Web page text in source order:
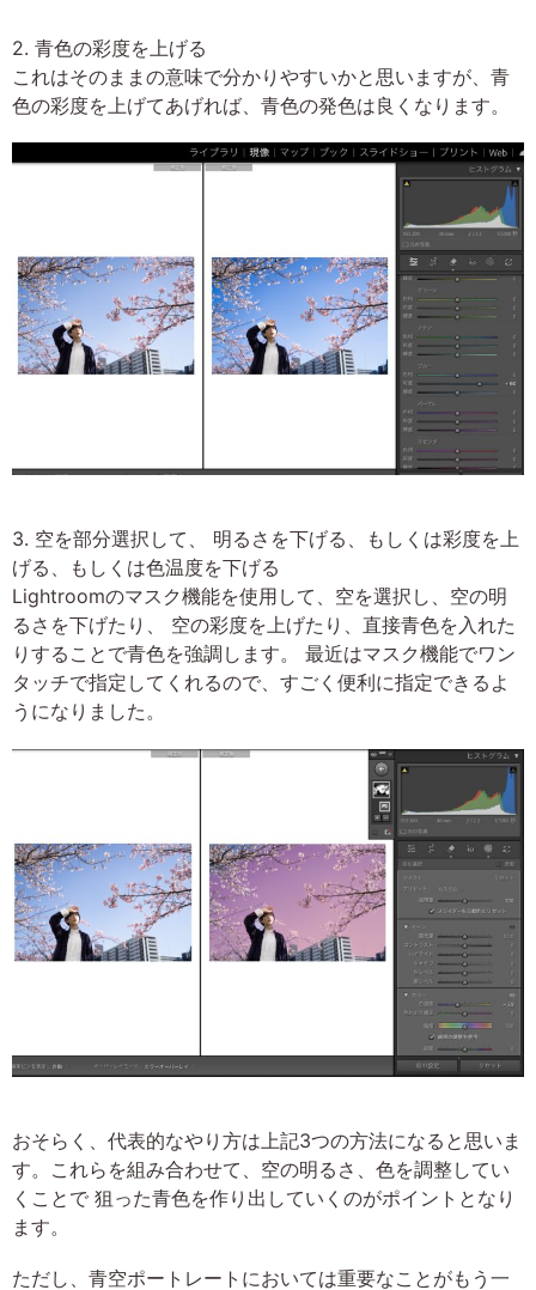
2. 青色の彩度を上げる
これはそのままの意味で分かりやすいかと思いますが、青
色の彩度を上げてあげれば、青色の発色は良くなります。
3. 空を部分選択して、 明るさを下げる、もしくは彩度を上
げる、もしくは色温度を下げる
Lightroomのマスク機能を使用して、空を選択し、空の明
るさを下げたり、 空の彩度を上げたり、直接青色を入れた
りすることで青色を強調します。 最近はマスク機能でワン
タッチで指定してくれるので、すごく便利に指定できるよ
うになりました。
おそらく、代表的なやり方は上記3つの方法になると思いま
す。これらを組み合わせて、空の明るさ、色を調整してい
くことで 狙った青色を作り出していくのがポイントとなり
ます。
ただし、青空ポートレートにおいては重要なことがもう一